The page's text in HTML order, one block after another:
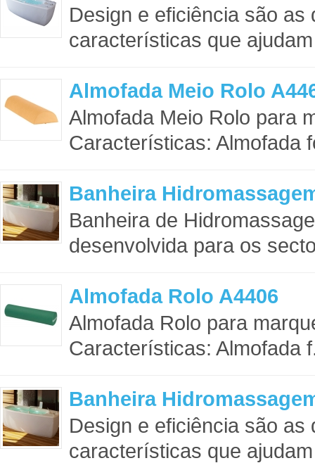
Design e eficiência são as
características que
Almofada Meio Rolo
Almofada Meio Rolo para
Características: Almofada
Banheira
Banheira de
desenvolvida para os
Almofada Rolo A4406
Almofada Rolo para
Características: Almofada
Banheira
Design e eficiência são as
características que